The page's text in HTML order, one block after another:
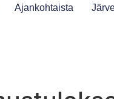
Ajankohtaista